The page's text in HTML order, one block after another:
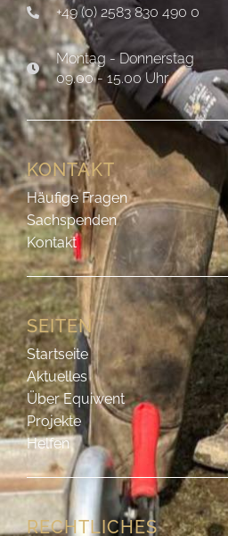
+49 (0) 2583 830 490 0
Montag - Donnerstag
09.00 - 15.00 Uhr
KONTAKT
Häufige Fragen
Sachspenden
Kontakt
SEITEN
Startseite
Aktuelles
Über Equiwent
Projekte
Helfen
RECHTLICHES